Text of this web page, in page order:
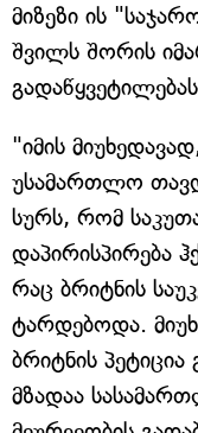
მიზეზი ის
შვილს შორის
"იმის
უსამართლო
სურს, რომ
დაპირისპირება
რაც ბრიტნის
ტარდებოდა.
ბრიტნის
მზადაა